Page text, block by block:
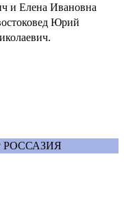
и Елена Ивановна
Юрий
РОССАЗИЯ